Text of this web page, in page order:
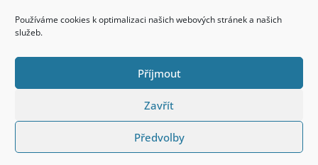
Používáme cookies k optimalizaci našich webových stránek a našich
služeb.
Příjmout
Zavřít
Předvolby
Copyright ©2026 | REDEMPTOR a.s., All Rights
Reserved